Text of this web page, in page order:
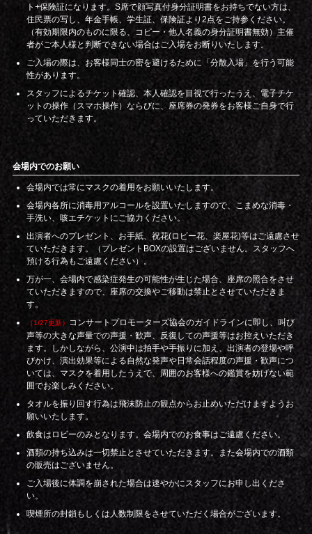
ト+保険証になります。S席で顔写真付身分証明書をお持ちでない方は、
住民票の写し、年金手帳、学生証、保険証より2点をご持参ください。
（有効期限内のものに限る、コピー・他人名義の身分証明書無効）主催
者がご本人様と判断できない場合はご入場をお断りいたします。
ご入場の際は、お客様同士の密を避けるために「分散入場」を行う可能
性があります。
スタッフによるチケット確認、本人確認を目視で行ったうえ、電子チケ
ットの操作（スマホ操作）ならびに、座席券の発券をお客様ご自身で行
っていただきます。
会場内でのお願い
会場内では常にマスクの着用をお願いいたします。
会場内各所に消毒用アルコールを設置いたしますので、こまめな消毒・
手洗い、咳エチケットにご協力ください。
出演者へのプレゼント、お手紙、祝花(ロビー花、楽屋花)等はご遠慮させ
ていただきます。（プレゼントBOXの設置はございません。スタッフへ
預ける行為もご遠慮ください）。
万が一、会場内で感染症発生の可能性が生じた場合、座席の照合をさせ
ていただきますので、座席の交換やご移動は禁止とさせていただきま
す。
（1/27更新） コンサートプロモーターズ協会のガイドラインに即し、叫び
声等の大きな声量での声援・歓声、反復しての声援等はお控えいただき
ます。しかしながら、公演中は拍手や手振りに加え、出演者の登場や呼
びかけ、演出効果等による自然な発声や日常会話程度の声援・歓声につ
いては、マスクを着用したうえで、周囲のお客様への鑑賞を妨げない範
囲でお楽しみください。
タオルを振り回す行為は飛沫防止の観点からお止めいただけますようお
願いいたします。
飲食はロビーのみとなります。会場内でのお食事はご遠慮ください。
酒類の持ち込みは一切禁止とさせていただきます。また会場内での酒類
の販売はございません。
ご入場後に体調を崩された場合は速やかにスタッフにお申し出くださ
い。
喫煙所の封鎖もしくは人数制限をさせていただく場合がございます。